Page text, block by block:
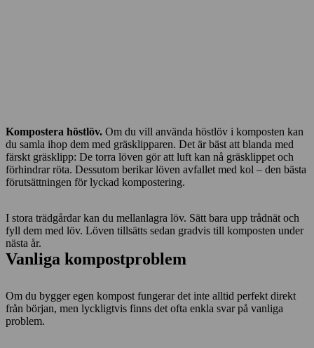
Kompostera höstlöv. Om du vill använda höstlöv i komposten kan
du samla ihop dem med gräsklipparen. Det är bäst att blanda med
färskt gräsklipp: De torra löven gör att luft kan nå gräsklippet och
förhindrar röta. Dessutom berikar löven avfallet med kol – den bästa
förutsättningen för lyckad kompostering.
I stora trädgårdar kan du mellanlagra löv. Sätt bara upp trådnät och
fyll dem med löv. Löven tillsätts sedan gradvis till komposten under
nästa år.
Vanliga kompostproblem
Om du bygger egen kompost fungerar det inte alltid perfekt direkt
från början, men lyckligtvis finns det ofta enkla svar på vanliga
problem.